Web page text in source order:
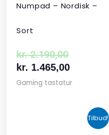
Numpad – Nordisk –
Sort
kr.2.190,00
kr. 1.465,00
Gaming tastatur
Tilbud!
oprindelige
aktuelle